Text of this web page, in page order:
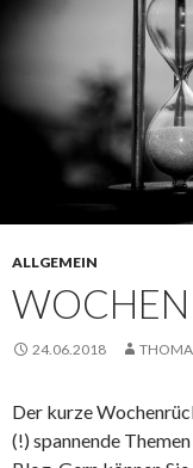
ALLGEMEIN
24.06.2018
Der kurze
(!) spannende